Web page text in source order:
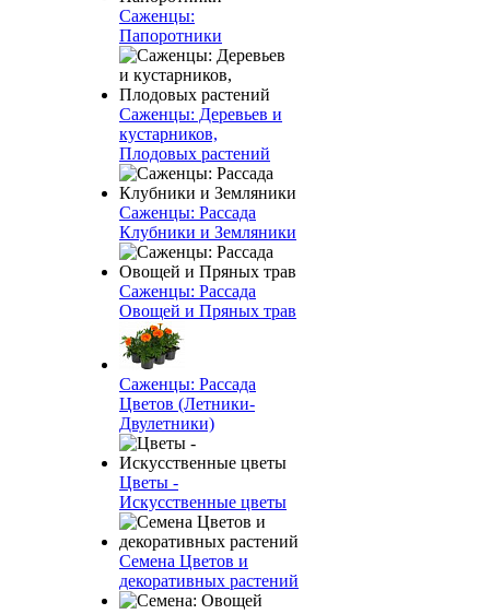
Саженцы:
Папоротники
Саженцы: Деревьев и
кустарников,
Плодовых растений
Саженцы: Рассада
Клубники и Земляники
Саженцы: Рассада
Овощей и Пряных трав
Саженцы: Рассада
Цветов (Летники-
Двулетники)
Цветы -
Искусственные цветы
Семена Цветов и
декоративных растений